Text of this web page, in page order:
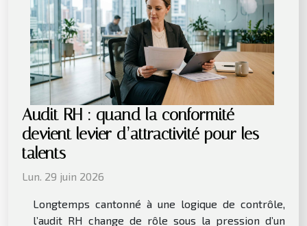
Audit RH : quand la conformité
devient levier d’attractivité pour les
talents
Lun. 29 juin 2026
Longtemps cantonné à une logique de contrôle,
l’audit RH change de rôle sous la pression d’un